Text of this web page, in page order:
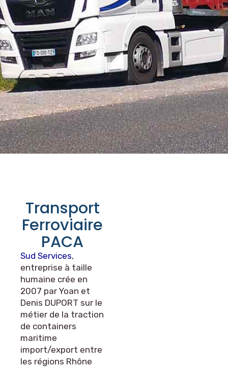
Transport
Ferroviaire
PACA
Sud Services,
entreprise à taille
humaine crée en
2007 par Yoan et
Denis DUPORT sur le
métier de la traction
de containers
maritime
import/export entre
les régions Rhône